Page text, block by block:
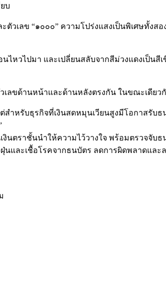
บ
เลข “๑๐๐๐” ความโปร่งแสงเป็นพิเศษทั้ง
ไหวไปมา และเปลี่ยนสลับจากสีม่วงแดงเป็น
ลขด้านหน้าและด้านหลังตรงกัน ในขณะเดีย
ำหรับธุรกิจที่เงินสดหมุนเวียนสูงมีโอกาสรับ
งินตราชั้นนำให้ความไว้วางใจ พร้อมตรวจ
และเชื้อโรคจากธนบัตร ลดการผิดพลาดแล